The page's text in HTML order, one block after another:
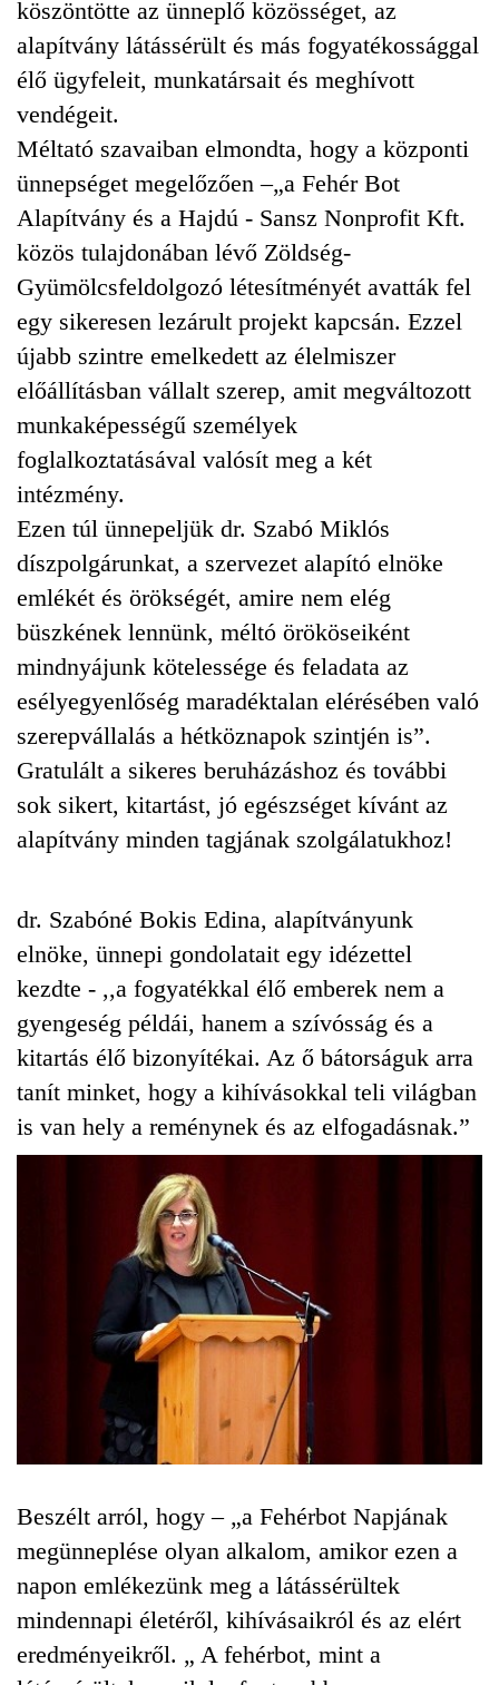
köszöntötte az ünneplő közösséget, az
alapítvány látássérült és más fogyatékossággal
élő ügyfeleit, munkatársait és meghívott
vendégeit.
Méltató szavaiban elmondta, hogy a központi
ünnepséget megelőzően –„a Fehér Bot
Alapítvány és a Hajdú - Sansz Nonprofit Kft.
közös tulajdonában lévő Zöldség-
Gyümölcsfeldolgozó létesítményét avatták fel
egy sikeresen lezárult projekt kapcsán. Ezzel
újabb szintre emelkedett az élelmiszer
előállításban vállalt szerep, amit megváltozott
munkaképességű személyek
foglalkoztatásával valósít meg a két
intézmény.
Ezen túl ünnepeljük dr. Szabó Miklós
díszpolgárunkat, a szervezet alapító elnöke
emlékét és örökségét, amire nem elég
büszkének lennünk, méltó örököseiként
mindnyájunk kötelessége és feladata az
esélyegyenlőség maradéktalan elérésében való
szerepvállalás a hétköznapok szintjén is”.
Gratulált a sikeres beruházáshoz és további
sok sikert, kitartást, jó egészséget kívánt az
alapítvány minden tagjának szolgálatukhoz!
dr. Szabóné Bokis Edina, alapítványunk
elnöke, ünnepi gondolatait egy idézettel
kezdte - ,,a fogyatékkal élő emberek nem a
gyengeség példái, hanem a szívósság és a
kitartás élő bizonyítékai. Az ő bátorságuk arra
tanít minket, hogy a kihívásokkal teli világban
is van hely a reménynek és az elfogadásnak.”
Beszélt arról, hogy – „a Fehérbot Napjának
megünneplése olyan alkalom, amikor ezen a
napon emlékezünk meg a látássérültek
mindennapi életéről, kihívásaikról és az elért
eredményeikről. „ A fehérbot, mint a